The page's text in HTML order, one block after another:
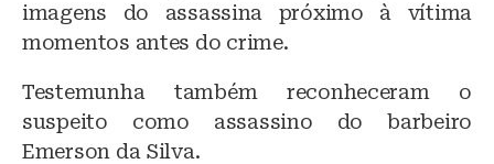
imagens do assassina próximo à vítima
momentos antes do crime.
Testemunha também reconheceram o
suspeito como assassino do barbeiro
Emerson da Silva.